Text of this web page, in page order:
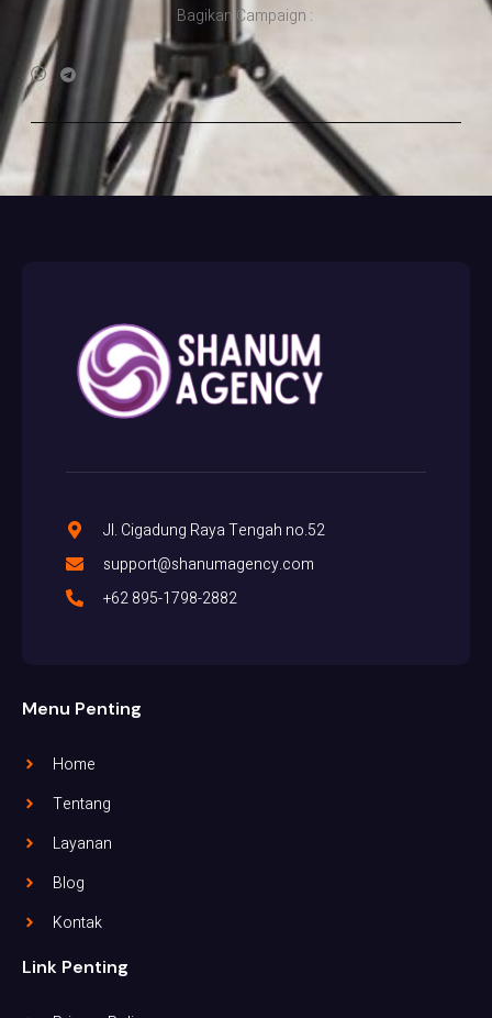
Bagikan Campaign :
Jl. Cigadung Raya Tengah no.52
support@shanumagency.com
+62 895-1798-2882
Menu Penting
Home
Tentang
Layanan
Blog
Kontak
Link Penting